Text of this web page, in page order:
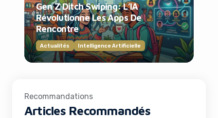
Gen Z Ditch Swiping: L’IA
Révolutionne Les Apps De
Rencontre
Actualités Intelligence Artificielle
Recommandations
Articles Recommandés